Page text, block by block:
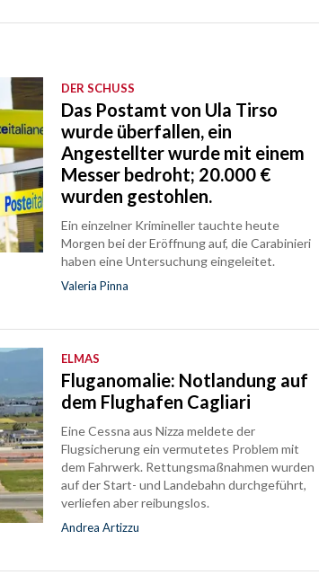
DER SCHUSS
Das Postamt von Ula Tirso
wurde überfallen, ein
Angestellter wurde mit einem
Messer bedroht; 20.000 €
wurden gestohlen.
Ein einzelner Krimineller tauchte heute
Morgen bei der Eröffnung auf, die Carabinieri
haben eine Untersuchung eingeleitet.
Valeria Pinna
ELMAS
Fluganomalie: Notlandung auf
dem Flughafen Cagliari
Eine Cessna aus Nizza meldete der
Flugsicherung ein vermutetes Problem mit
dem Fahrwerk. Rettungsmaßnahmen wurden
auf der Start- und Landebahn durchgeführt,
verliefen aber reibungslos.
Andrea Artizzu